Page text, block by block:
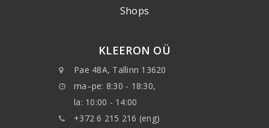
Shops
KLEERON OÜ
Pae 48A, Tallinn 13620
ma–pe: 8:30 - 18:30,
la: 10:00 - 14:00
+372 6 215 216 (eng)